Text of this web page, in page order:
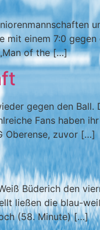
mit einem 7:0
of the […]
gegen den Ball.
Fans haben
Oberense, zuvor […]
Büderich den
ließen die blau-
(58. Minute) […]